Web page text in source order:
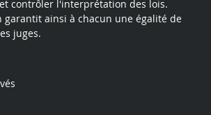
contrôler l'interprétation des lois.
garantit ainsi à chacun une égalité de
juges.